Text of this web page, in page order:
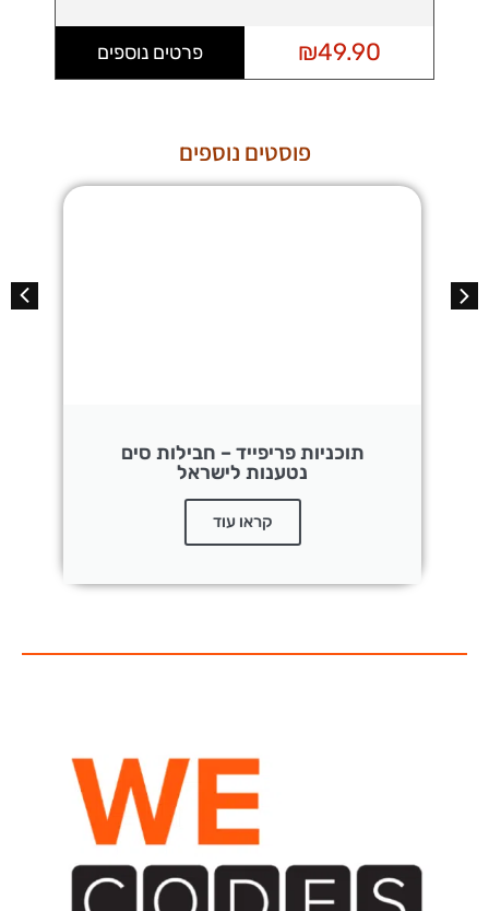
₪49.90 פרטים נוספים
פוסטים נוספים
תוכניות פריפייד – חבילות סים
נטענות לישראל
קראו עוד